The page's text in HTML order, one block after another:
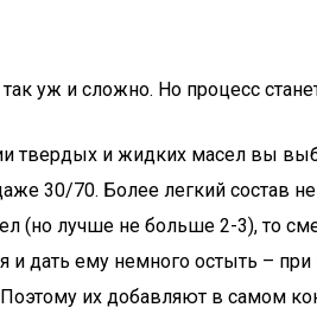
уж и сложно. Но процесс
твердых и жидких масел вы
30/70. Более легкий состав
(но лучше не больше 2-3), то
дать ему немного остыть –
их добавляют в самом